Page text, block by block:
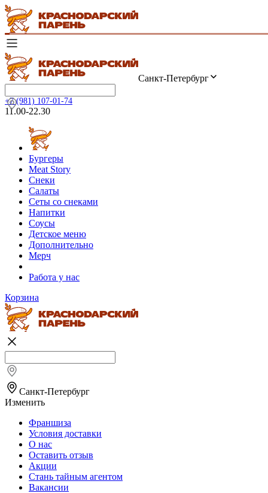
Санкт-Петербург
+7 (981) 107-01-74
11.00-22.30
Бургеры
Meat Story
Снеки
Салаты
Сеты со снеками
Напитки
Соусы
Детское меню
Дополнительно
Мерч
Работа у нас
Корзина
Санкт-Петербург
Изменить
Франшиза
Условия доставки
О нас
Оставить отзыв
Акции
Стань тайным агентом
Вакансии